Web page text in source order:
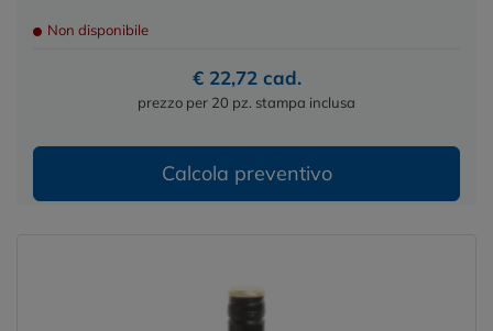
Non disponibile
€ 22,72 cad.
prezzo per 20 pz. stampa inclusa
Calcola preventivo